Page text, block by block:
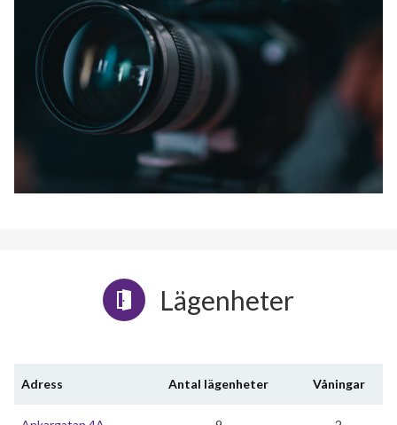
Lägenheter
Adress Antal lägenheter Våningar